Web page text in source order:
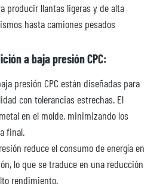
producir llantas ligeras y de alta
hasta camiones pesados
a baja presión CPC:
presión CPC están diseñadas para
con tolerancias estrechas. El
en el molde, minimizando los
final.
reduce el consumo de energía en
lo que se traduce en una reducción
rendimiento.